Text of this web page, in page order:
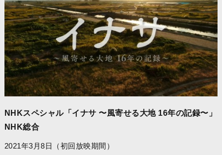
NHKスペシャル「イナサ 〜風寄せる大地 16年の記録〜」
NHK総合
2021年3月8日（初回放映期間）